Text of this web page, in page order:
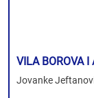
VILA BOROVA I
Jovanke